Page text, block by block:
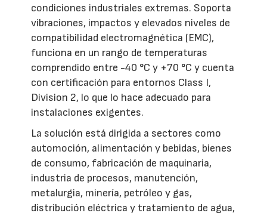
condiciones industriales extremas. Soporta
vibraciones, impactos y elevados niveles de
compatibilidad electromagnética (EMC),
funciona en un rango de temperaturas
comprendido entre -40 °C y +70 °C y cuenta
con certificación para entornos Class I,
Division 2, lo que lo hace adecuado para
instalaciones exigentes.
La solución está dirigida a sectores como
automoción, alimentación y bebidas, bienes
de consumo, fabricación de maquinaria,
industria de procesos, manutención,
metalurgia, minería, petróleo y gas,
distribución eléctrica y tratamiento de agua,